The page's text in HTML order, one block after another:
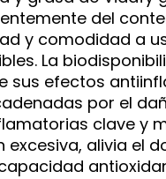
del
y comodidad a
La
sus efectos
por el
clave y
excesiva, alivia el